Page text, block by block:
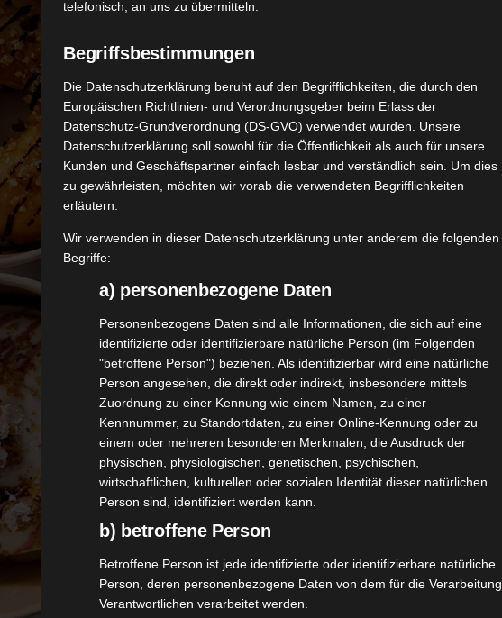
telefonisch, an uns zu übermitteln.
Begriffsbestimmungen
Die Datenschutzerklärung beruht auf den Begrifflichkeiten, die durch den
Europäischen Richtlinien- und Verordnungsgeber beim Erlass der
Datenschutz-Grundverordnung (DS-GVO) verwendet wurden. Unsere
Datenschutzerklärung soll sowohl für die Öffentlichkeit als auch für unsere
Kunden und Geschäftspartner einfach lesbar und verständlich sein. Um dies
zu gewährleisten, möchten wir vorab die verwendeten Begrifflichkeiten
erläutern.
Wir verwenden in dieser Datenschutzerklärung unter anderem die folgenden
Begriffe:
a) personenbezogene Daten
Personenbezogene Daten sind alle Informationen, die sich auf eine
identifizierte oder identifizierbare natürliche Person (im Folgenden
"betroffene Person") beziehen. Als identifizierbar wird eine natürliche
Person angesehen, die direkt oder indirekt, insbesondere mittels
Zuordnung zu einer Kennung wie einem Namen, zu einer
Kennnummer, zu Standortdaten, zu einer Online-Kennung oder zu
einem oder mehreren besonderen Merkmalen, die Ausdruck der
physischen, physiologischen, genetischen, psychischen,
wirtschaftlichen, kulturellen oder sozialen Identität dieser natürlichen
Person sind, identifiziert werden kann.
b) betroffene Person
Betroffene Person ist jede identifizierte oder identifizierbare natürliche
Person, deren personenbezogene Daten von dem für die Verarbeitung
Verantwortlichen verarbeitet werden.